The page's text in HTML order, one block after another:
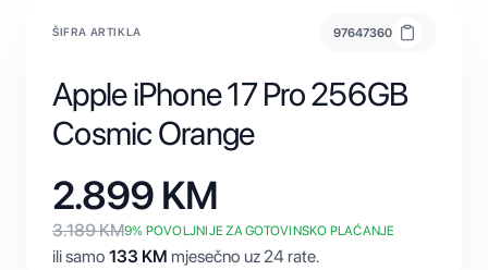
ŠIFRA ARTIKLA 97647360
Apple iPhone 17 Pro 256GB
Cosmic Orange
2.899 KM
3.189KM9% POVOLJNIJE ZA GOTOVINSKO PLAĆANJE
ili samo 133 KM mjesečno uz 24 rate.